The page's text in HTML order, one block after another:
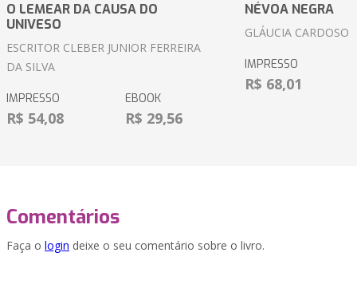
O LEMEAR DA CAUSA DO
UNIVESO
ESCRITOR CLEBER JUNIOR FERREIRA
DA SILVA
IMPRESSO
R$ 54,08
EBOOK
R$ 29,56
NÉVOA NEGRA
GLÁUCIA CARDOSO
IMPRESSO
R$ 68,01
Comentários
Faça o login deixe o seu comentário sobre o livro.